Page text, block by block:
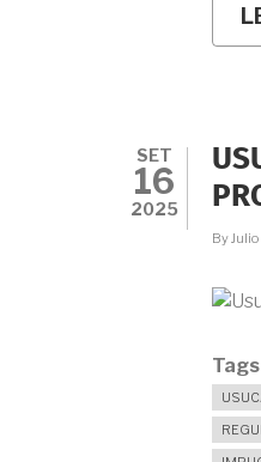
SET
16
2025
ByJulio
Tags